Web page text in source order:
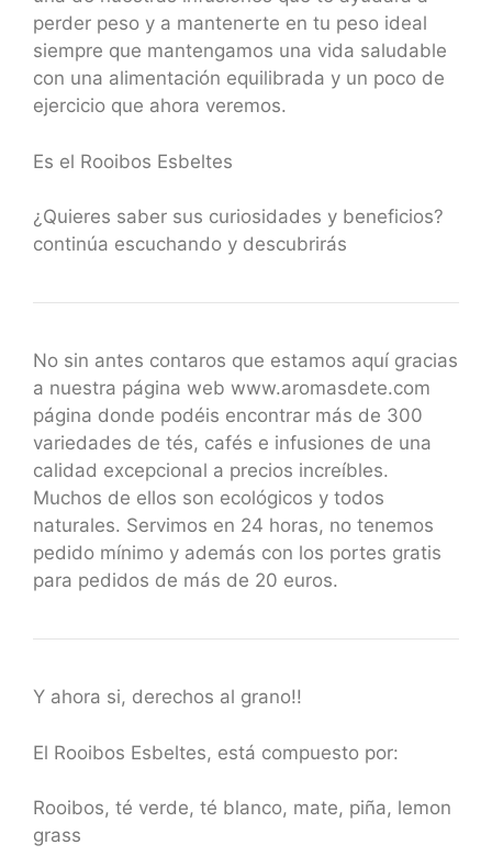
perder peso y a mantenerte en tu peso ideal
siempre que mantengamos una vida saludable
con una alimentación equilibrada y un poco de
ejercicio que ahora veremos.
Es el Rooibos Esbeltes
¿Quieres saber sus curiosidades y beneficios?
continúa escuchando y descubrirás
No sin antes contaros que estamos aquí gracias
a nuestra página web www.aromasdete.com
página donde podéis encontrar más de 300
variedades de tés, cafés e infusiones de una
calidad excepcional a precios increíbles.
Muchos de ellos son ecológicos y todos
naturales. Servimos en 24 horas, no tenemos
pedido mínimo y además con los portes gratis
para pedidos de más de 20 euros.
Y ahora si, derechos al grano!!
El Rooibos Esbeltes, está compuesto por:
Rooibos, té verde, té blanco, mate, piña, lemon
grass